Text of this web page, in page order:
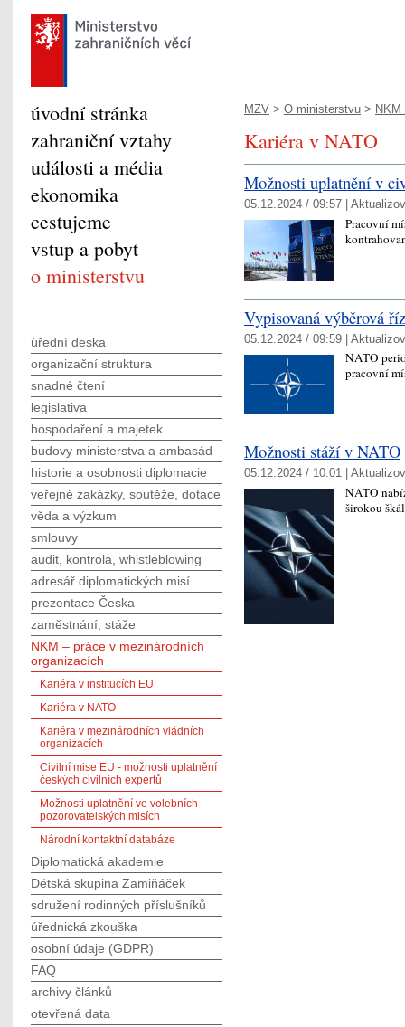
MZV > O ministerstvu >
Kariéra v NATO
Možnosti uplatnění v
05.12.2024 / 09:57 |
Pracovní
Vypisovaná výběrová
05.12.2024 / 09:59 |
NATO
pracovní
Možnosti stáží v NATO
05.12.2024 / 10:01 |
NATO
širokou
úvodní stránka
zahraniční vztahy
události a média
ekonomika
cestujeme
vstup a pobyt
o ministerstvu
úřední deska
organizační struktura
snadné čtení
legislativa
hospodaření a majetek
budovy ministerstva a ambasád
historie a osobnosti diplomacie
veřejné zakázky, soutěže, dotace
věda a výzkum
smlouvy
audit, kontrola, whistleblowing
adresář diplomatických misí
prezentace Česka
zaměstnání, stáže
NKM – práce v mezinárodních
organizacích
Kariéra v institucích EU
Kariéra v NATO
Kariéra v mezinárodních vládních
organizacích
Civilní mise EU - možnosti uplatnění
českých civilních expertů
Možnosti uplatnění ve volebních
pozorovatelských misích
Národní kontaktní databáze
Diplomatická akademie
Dětská skupina Zamiňáček
sdružení rodinných příslušníků
úřednická zkouška
osobní údaje (GDPR)
FAQ
archivy článků
otevřená data